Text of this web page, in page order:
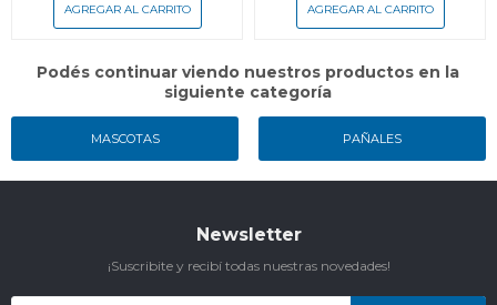
MASCOTAS
Podés continuar viendo nuestros productos en la
siguiente categoría
PAÑALES
Newsletter
¡Suscribite y recibí todas nuestras novedades!